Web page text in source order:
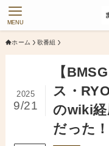
MENU
ホーム 歌番組
【
ス・
のwiki
だった！
2025
9/21